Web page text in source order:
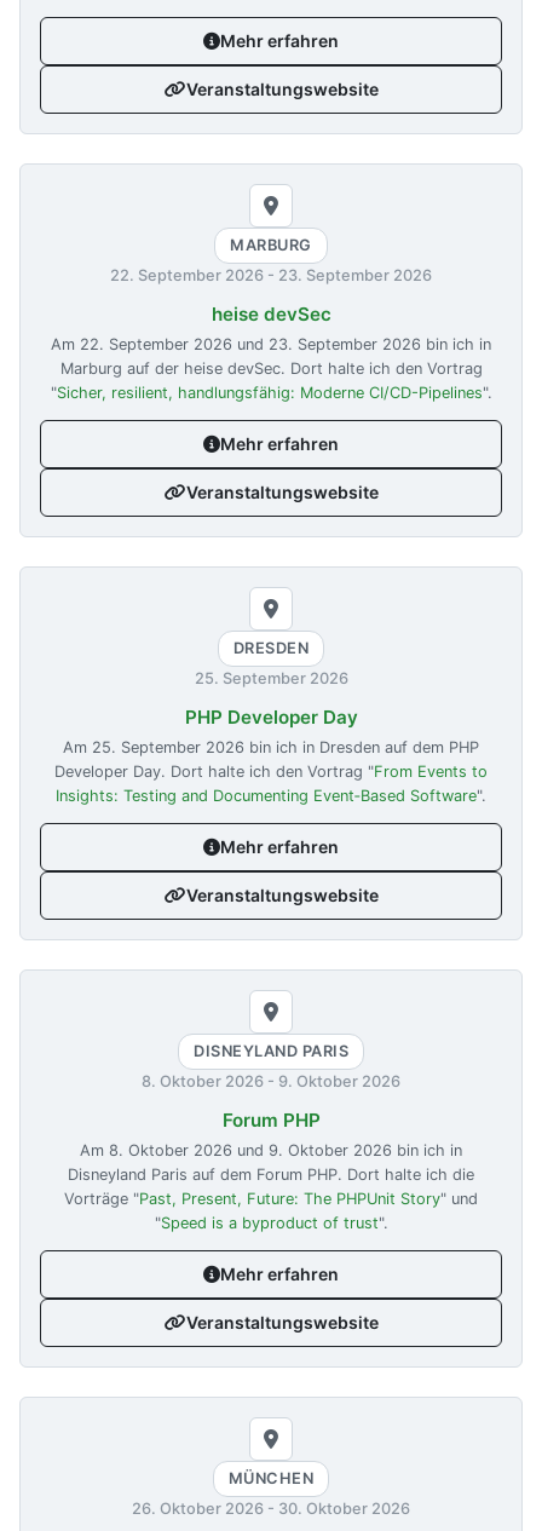
Mehr erfahren
Veranstaltungswebsite
MARBURG
22. September 2026 - 23. September 2026
heise devSec
Am 22. September 2026 und 23. September 2026 bin ich in
Marburg auf der heise devSec. Dort halte ich den Vortrag
"Sicher, resilient, handlungsfähig: Moderne CI/CD-Pipelines".
Mehr erfahren
Veranstaltungswebsite
DRESDEN
25. September 2026
PHP Developer Day
Am 25. September 2026 bin ich in Dresden auf dem PHP
Developer Day. Dort halte ich den Vortrag "From Events to
Insights: Testing and Documenting Event‑Based Software".
Mehr erfahren
Veranstaltungswebsite
DISNEYLAND PARIS
8. Oktober 2026 - 9. Oktober 2026
Forum PHP
Am 8. Oktober 2026 und 9. Oktober 2026 bin ich in
Disneyland Paris auf dem Forum PHP. Dort halte ich die
Vorträge "Past, Present, Future: The PHPUnit Story" und
"Speed is a byproduct of trust".
Mehr erfahren
Veranstaltungswebsite
MÜNCHEN
26. Oktober 2026 - 30. Oktober 2026